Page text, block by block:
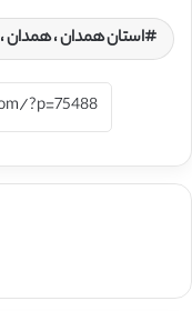
استان همدان ، همدان